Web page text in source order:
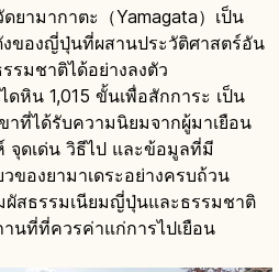
ยามากาตะ（Yamagata）เป็น
ของญี่ปุ่นที่ผสานประวัติศาสตร์อัน
รมชาติได้อย่างลงตัว
หิน 1,015 ขั้นเพื่อสักการะ เป็น
าที่ได้รับความนิยมจากผู้มาเยือน
จุดเด่น วิธีไป และข้อมูลที่มี
ของยามาเดระอย่างครบถ้วน
ผัสธรรมเนียมญี่ปุ่นและธรรมชาติ
นที่ที่ควรค่าแก่การไปเยือน